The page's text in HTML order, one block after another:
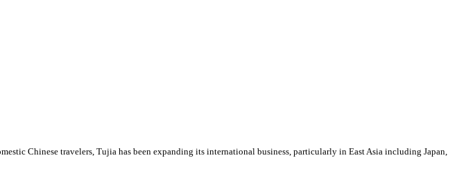
Chinese travelers, Tujia has been expanding its international business, particularly in East Asia including Japan,